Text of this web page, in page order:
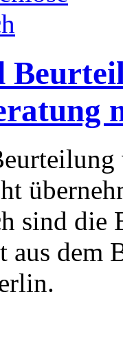
sind die
aus dem